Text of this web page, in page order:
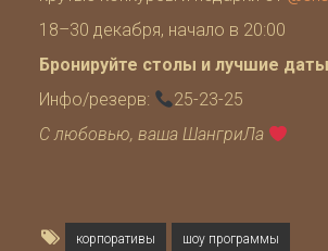
18–30 декабря, начало в 20:00
Бронируйте столы и лучшие
Инфо/резерв:
25-23-25
С любовью, ваша ШангриЛа
корпоративы шоу программы